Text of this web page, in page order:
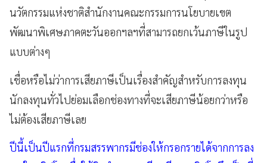
นวัตกรรมแห่งชาติสำนักงานคณะกรรมการนโยบายเขต
พัฒนาพิเศษภาคตะวันออกฯลฯที่สามารถยกเว้นภาษีในรูป
แบบต่างๆ
เชื่อหรือไม่ว่าการเสียภาษีเป็นเรื่องสำคัญสำหรับการลงทุน
นักลงทุนทั่วไปย่อมเลือกช่องทางที่จะเสียภาษีน้อยกว่าหรือ
ไม่ต้องเสียภาษีเลย
ปีนี้เป็นปีแรกที่กรมสรรพากรมีช่องให้กรอกรายได้จากการลง